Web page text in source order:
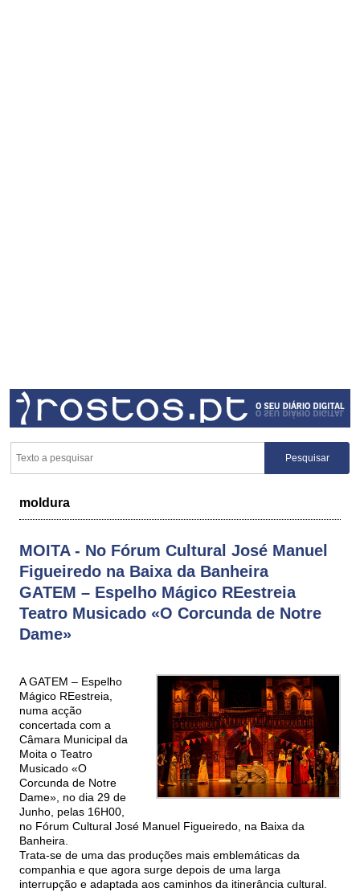
moldura
MOITA - No Fórum Cultural José Manuel
Figueiredo na Baixa da Banheira
GATEM – Espelho Mágico REestreia
Teatro Musicado «O Corcunda de Notre
Dame»
A GATEM – Espelho
Mágico REestreia,
numa acção
concertada com a
Câmara Municipal da
Moita o Teatro
Musicado «O
Corcunda de Notre
Dame», no dia 29 de
Junho, pelas 16H00,
no Fórum Cultural José Manuel Figueiredo, na Baixa da
Banheira.
Trata-se de uma das produções mais emblemáticas da
companhia e que agora surge depois de uma larga
interrupção e adaptada aos caminhos da itinerância cultural.